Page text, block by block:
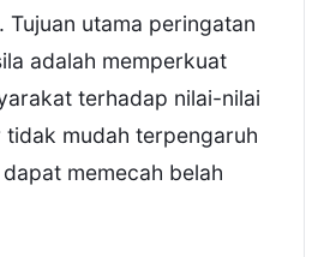
Tujuan utama peringatan
adalah memperkuat
terhadap nilai-nilai
tidak mudah terpengaruh
memecah belah